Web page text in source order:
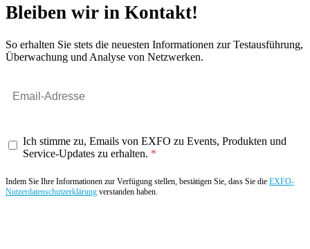
Bleiben wir in Kontakt!
So erhalten Sie stets die neuesten Informationen zur Testausführung,
Überwachung und Analyse von Netzwerken.
Ich stimme zu, Emails von EXFO zu Events, Produkten und
Service-Updates zu erhalten.
Indem Sie Ihre Informationen zur Verfügung stellen, bestätigen Sie, dass Sie die EXFO-
Nutzerdatenschutzerklärung verstanden haben.